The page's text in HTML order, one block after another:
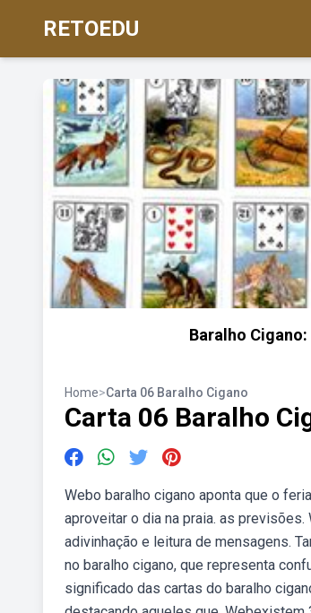
RETOEDU
Baralho
Home>Carta 06 Baralho Cigano
Carta 06 Baralho
Webo baralho cigano aponta que o
aproveitar o dia na praia. as
adivinhação e leitura de mensagens.
no baralho cigano, que representa
significado das cartas do baralho